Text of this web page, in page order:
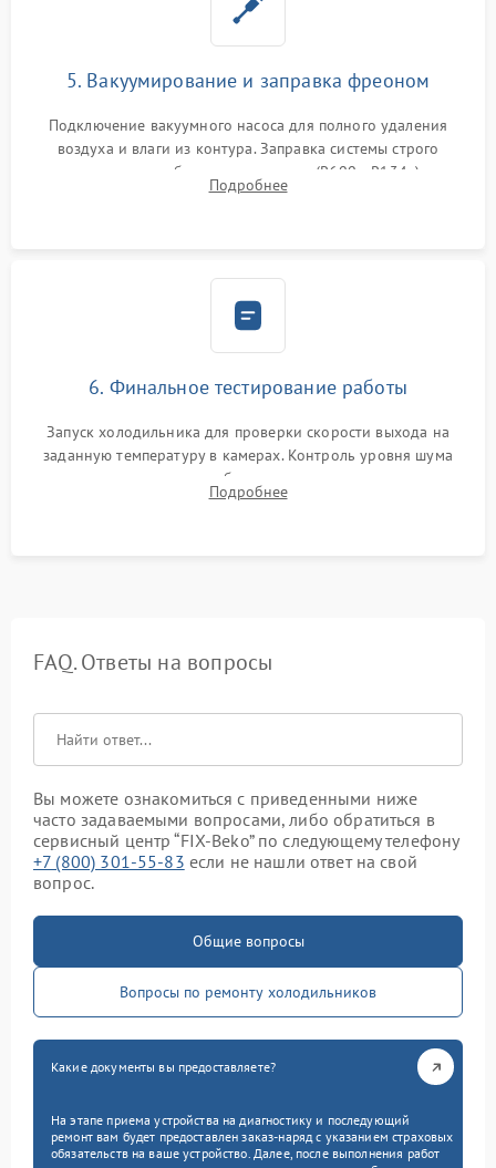
5. Вакуумирование и заправка фреоном
Подключение вакуумного насоса для полного удаления
воздуха и влаги из контура. Заправка системы строго
дозированным объемом хладагента (R600a, R134a) по
электронным весам. Контроль рабочего давления в системе.
Подробнее
6. Финальное тестирование работы
Запуск холодильника для проверки скорости выхода на
заданную температуру в камерах. Контроль уровня шума
компрессора, отсутствия обмерзания стенок и корректного
срабатывания системы автоматической оттайки.
Подробнее
FAQ. Ответы на вопросы
Вы можете ознакомиться с приведенными ниже
часто задаваемыми вопросами, либо обратиться в
сервисный центр “FIX-Beko” по следующему телефону
+7 (800) 301-55-83 если не нашли ответ на свой
вопрос.
Общие вопросы
Вопросы по ремонту холодильников
Какие документы вы предоставляете?
На этапе приема устройства на диагностику и последующий
ремонт вам будет предоставлен заказ-наряд с указанием страховых
обязательств на ваше устройство. Далее, после выполнения работ